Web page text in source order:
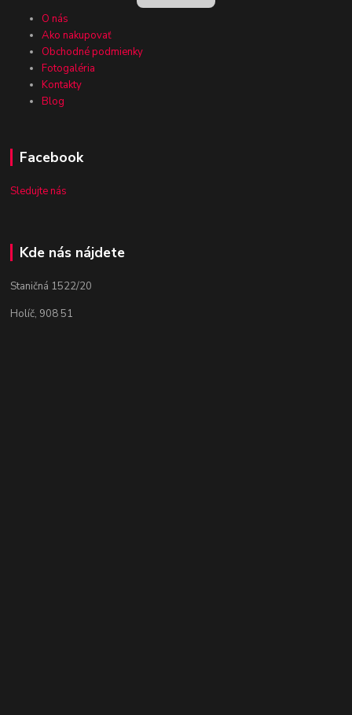
O nás
Ako nakupovať
Obchodné podmienky
Fotogaléria
Kontakty
Blog
Facebook
Sledujte nás
Kde nás nájdete
Staničná 1522/20
Holíč, 908 51